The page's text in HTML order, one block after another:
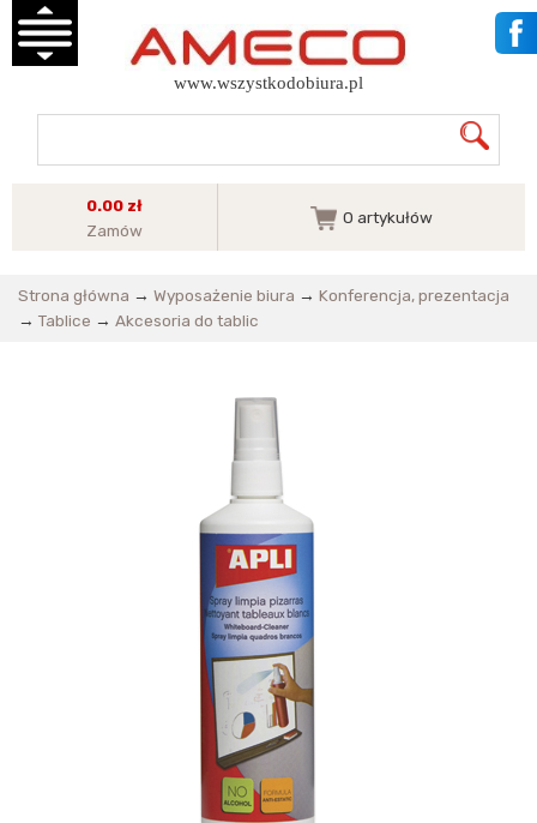
www.wszystkodobiura.pl
0.00 zł
Zamów
0 artykułów
Strona główna → Wyposażenie biura → Konferencja, prezentacja
→ Tablice → Akcesoria do tablic